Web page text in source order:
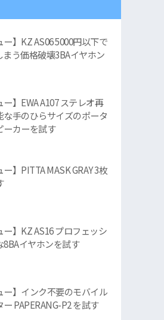
ー】KZ AS06 5000円以下で
まう価格破壊3BAイヤホン
ー】EWA A107 ステレオ再
な手のひらサイズのポータ
ーカーを試す
ー】PITTA MASK GRAY 3枚
ー】KZ AS16 プロフェッシ
8BAイヤホンを試す
ー】インク不要のモバイル
PAPERANG-P2 を試す